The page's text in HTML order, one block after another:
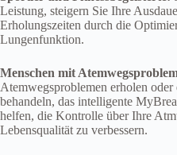
Leistung, steigern Sie Ihre
Erholungszeiten durch die
Lungenfunktion.
Menschen mit
Atemwegsproblemen erholen
behandeln, das intelligente
helfen, die Kontrolle über Ihre
Lebensqualität zu verbessern.